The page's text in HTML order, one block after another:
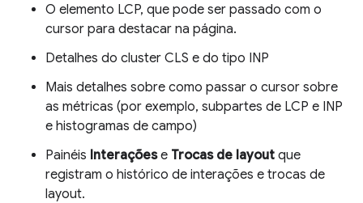
O elemento LCP, que pode ser passado com o
cursor para destacar na página.
Detalhes do cluster CLS e do tipo INP
Mais detalhes sobre como passar o cursor sobre
as métricas (por exemplo, subpartes de LCP e INP
e histogramas de campo)
Painéis Interaçõese Trocas de layout que
registram o histórico de interações e trocas de
layout.